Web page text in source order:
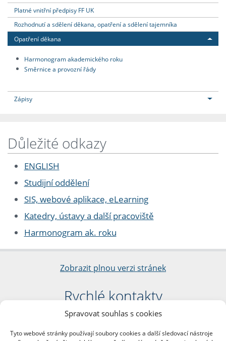
Spravovat souhlas s cookies
Tyto webové stránky používají soubory cookies a další sledovací nástroje
Platné vnitřní předpisy FF UK
Rozhodnutí a sdělení děkana, opatření a sdělení tajemníka
Opatření děkana
Harmonogram akademického roku
Směrnice a provozní řády
Zápisy
Důležité odkazy
ENGLISH
Studijní oddělení
SIS, webové aplikace, eLearning
Katedry, ústavy a další pracoviště
Harmonogram ak. roku
Zobrazit plnou verzi stránek
Rychlé kontakty
Filozofická fakulta
nám. Jana Palacha 1/2